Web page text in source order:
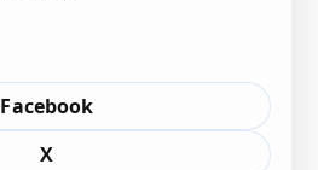
Facebook
X